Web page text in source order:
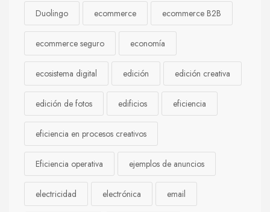
Duolingo ecommerce ecommerce B2B
ecommerce seguro economía
ecosistema digital edición edición creativa
edición de fotos edificios eficiencia
eficiencia en procesos creativos
Eficiencia operativa ejemplos de anuncios
electricidad electrónica email